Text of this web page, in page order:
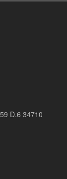
D.6 34710